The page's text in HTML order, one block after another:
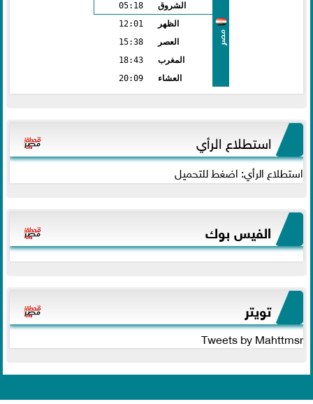
مصر
الشروق
05:18
الظهر
12:01
العصر
15:38
المغرب
18:43
العشاء
20:09
استطلاع الرأي
استطلاع الرأي: اضغط للتحميل
الفيس بوك
تويتر
Tweets by Mahttmsr